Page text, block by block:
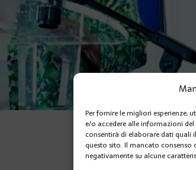
Per fornire le migliori esperienze,
e/o accedere alle informazioni
consentirà di elaborare dati
questo sito. Il mancato consenso
negativamente su alcune